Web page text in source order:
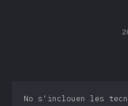
No s'inclouen les